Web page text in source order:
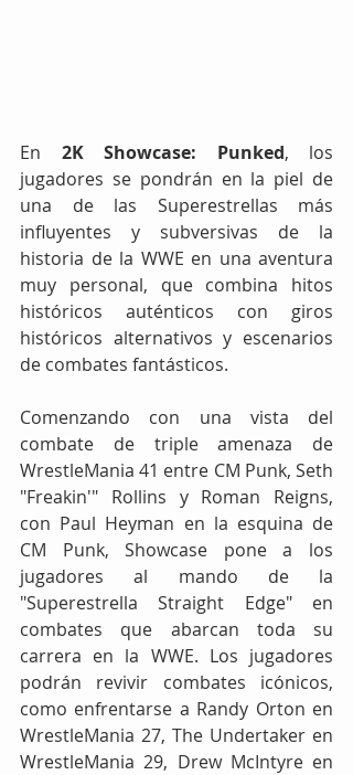
En 2K Showcase: Punked, los
jugadores se pondrán en la piel de
una de las Superestrellas más
influyentes y subversivas de la
historia de la WWE en una aventura
muy personal, que combina hitos
históricos auténticos con giros
históricos alternativos y escenarios
de combates fantásticos.
Comenzando con una vista del
combate de triple amenaza de
WrestleMania 41 entre CM Punk, Seth
"Freakin'" Rollins y Roman Reigns,
con Paul Heyman en la esquina de
CM Punk, Showcase pone a los
jugadores al mando de la
"Superestrella Straight Edge" en
combates que abarcan toda su
carrera en la WWE. Los jugadores
podrán revivir combates icónicos,
como enfrentarse a Randy Orton en
WrestleMania 27, The Undertaker en
WrestleMania 29, Drew McIntyre en